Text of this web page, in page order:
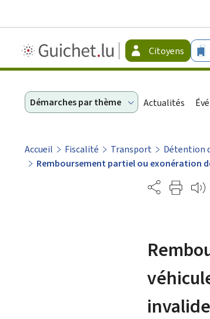
Guichet.lu
-
Citoyens
Démarches par thème Actualités
Accueil Fiscalité Transport
Détention
Remboursement partiel ou exonération
Partage
invalide